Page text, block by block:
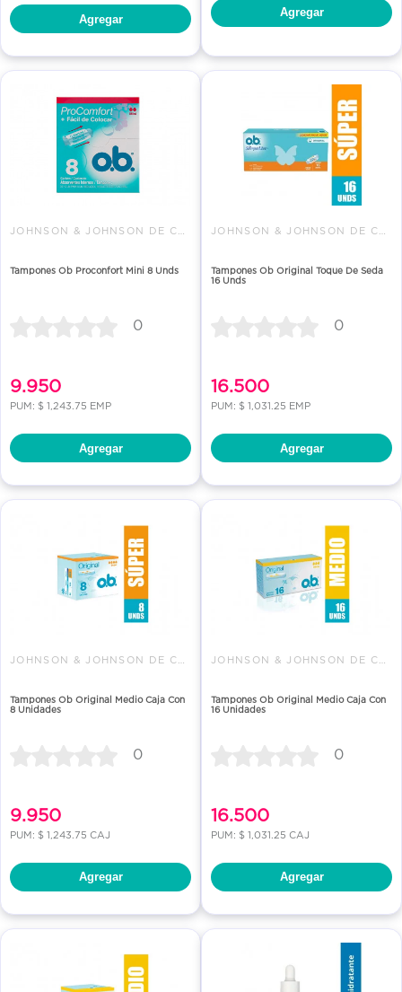
Agregar Agregar
Tampones Ob Proconfort Mini 8 Unds
0
9.950
PUM: $ 1,243.75 EMP
Agregar
Tampones Ob Original Toque De Seda
16 Unds
0
16.500
PUM: $ 1,031.25 EMP
Agregar
Tampones Ob Original Medio Caja Con
8 Unidades
0
9.950
PUM: $ 1,243.75 CAJ
Agregar
Tampones Ob Original Medio Caja Con
16 Unidades
0
16.500
PUM: $ 1,031.25 CAJ
Agregar